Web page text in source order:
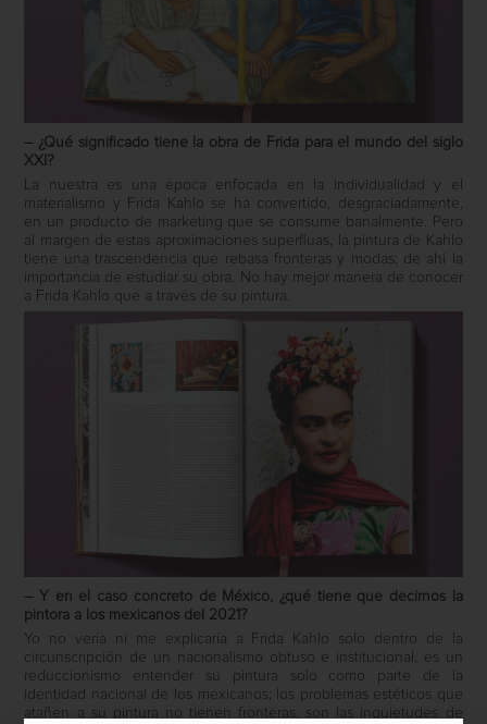
– ¿Qué significado tiene la obra de Frida para el mundo del siglo
XXI?
La nuestra es una época enfocada en la individualidad y el
materialismo y Frida Kahlo se ha convertido, desgraciadamente,
en un producto de marketing que se consume banalmente. Pero
al margen de estas aproximaciones superfluas, la pintura de Kahlo
tiene una trascendencia que rebasa fronteras y modas; de ahí la
importancia de estudiar su obra. No hay mejor manera de conocer
a Frida Kahlo que a través de su pintura.
– Y en el caso concreto de México, ¿qué tiene que decirnos la
pintora a los mexicanos del 2021?
Yo no vería ni me explicaría a Frida Kahlo solo dentro de la
circunscripción de un nacionalismo obtuso e institucional, es un
reduccionismo entender su pintura solo como parte de la
identidad nacional de los mexicanos; los problemas estéticos que
atañen a su pintura no tienen fronteras, son las inquietudes de